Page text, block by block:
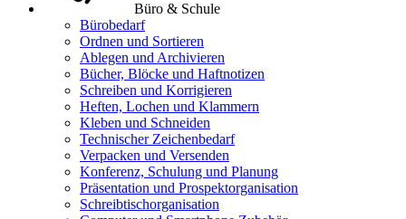
Büro & Schule
Bürobedarf
Ordnen und Sortieren
Ablegen und Archivieren
Bücher, Blöcke und Haftnotizen
Schreiben und Korrigieren
Heften, Lochen und Klammern
Kleben und Schneiden
Technischer Zeichenbedarf
Verpacken und Versenden
Konferenz, Schulung und Planung
Präsentation und Prospektorganisation
Schreibtischorganisation